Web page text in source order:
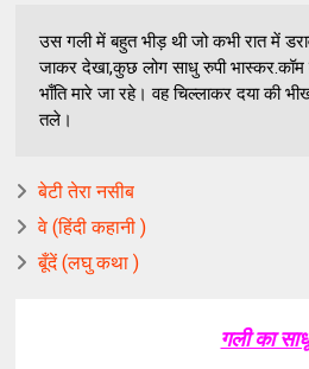
उस गली में बहुत भीड़ थी जो कभी रात में
जाकर देखा,कुछ लोग साधु रुपी
भाँति मारे जा रहे। वह चिल्लाकर दया की
तले।
बेटी तेरा नसीब
वे (हिंदी कहानी )
बूँदें (लघु कथा )
गली का